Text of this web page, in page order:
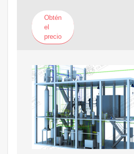
Obtén
el
precio